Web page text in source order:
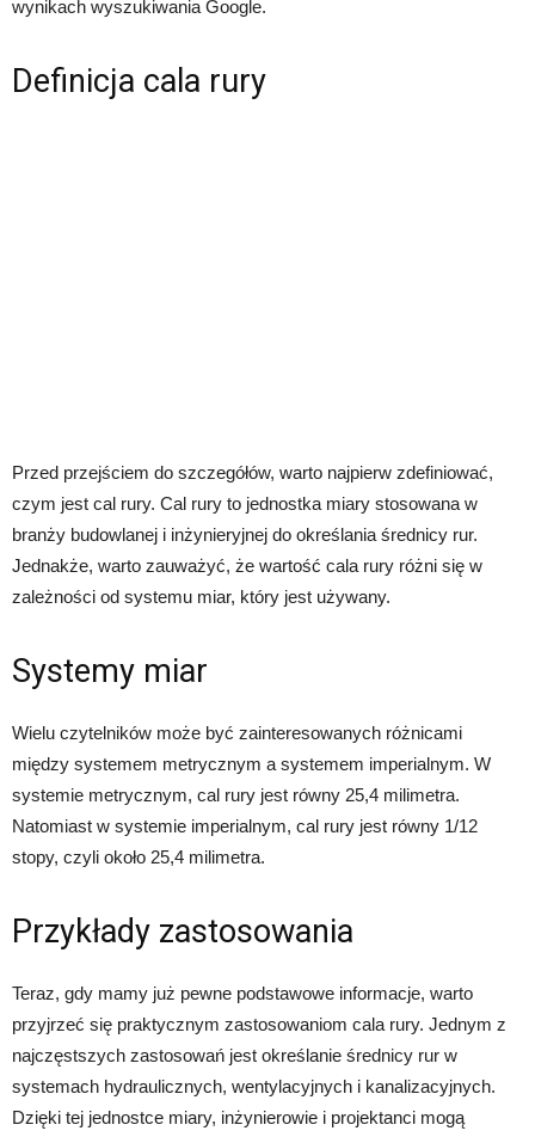
wynikach wyszukiwania Google.
Definicja cala rury
Przed przejściem do szczegółów, warto najpierw zdefiniować,
czym jest cal rury. Cal rury to jednostka miary stosowana w
branży budowlanej i inżynieryjnej do określania średnicy rur.
Jednakże, warto zauważyć, że wartość cala rury różni się w
zależności od systemu miar, który jest używany.
Systemy miar
Wielu czytelników może być zainteresowanych różnicami
między systemem metrycznym a systemem imperialnym. W
systemie metrycznym, cal rury jest równy 25,4 milimetra.
Natomiast w systemie imperialnym, cal rury jest równy 1/12
stopy, czyli około 25,4 milimetra.
Przykłady zastosowania
Teraz, gdy mamy już pewne podstawowe informacje, warto
przyjrzeć się praktycznym zastosowaniom cala rury. Jednym z
najczęstszych zastosowań jest określanie średnicy rur w
systemach hydraulicznych, wentylacyjnych i kanalizacyjnych.
Dzięki tej jednostce miary, inżynierowie i projektanci mogą